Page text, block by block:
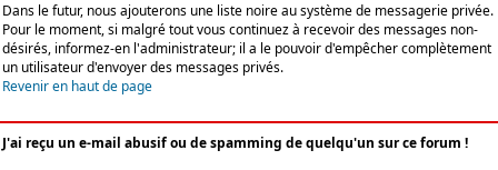
Dans le futur, nous ajouterons une liste noire au système de messagerie privée.
Pour le moment, si malgré tout vous continuez à recevoir des messages non-
désirés, informez-en l'administrateur; il a le pouvoir d'empêcher complètement
un utilisateur d'envoyer des messages privés.
Revenir en haut de page
J'ai reçu un e-mail abusif ou de spamming de quelqu'un sur ce forum !